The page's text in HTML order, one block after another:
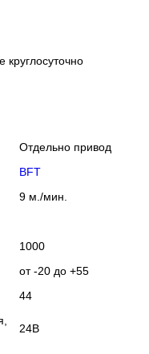
Отдельно привод
BFT
9 м./мин.
1000
от -20 до +55
44
24В